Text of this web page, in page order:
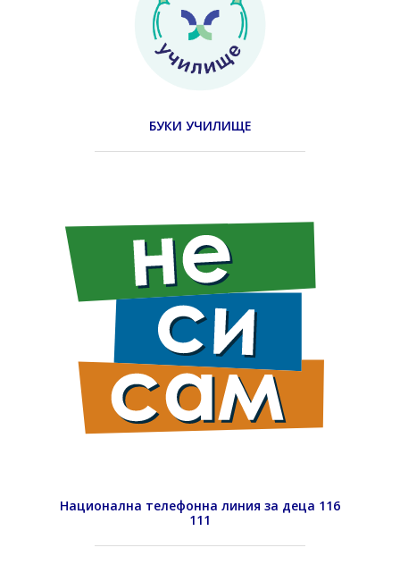
БУКИ УЧИЛИЩЕ
Национална телефонна линия за деца 116
111